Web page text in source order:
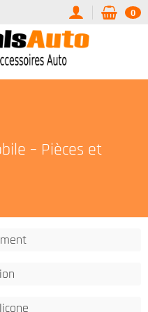
0
– Pièces et
suspensions,
Des pièces
l’entretien et la